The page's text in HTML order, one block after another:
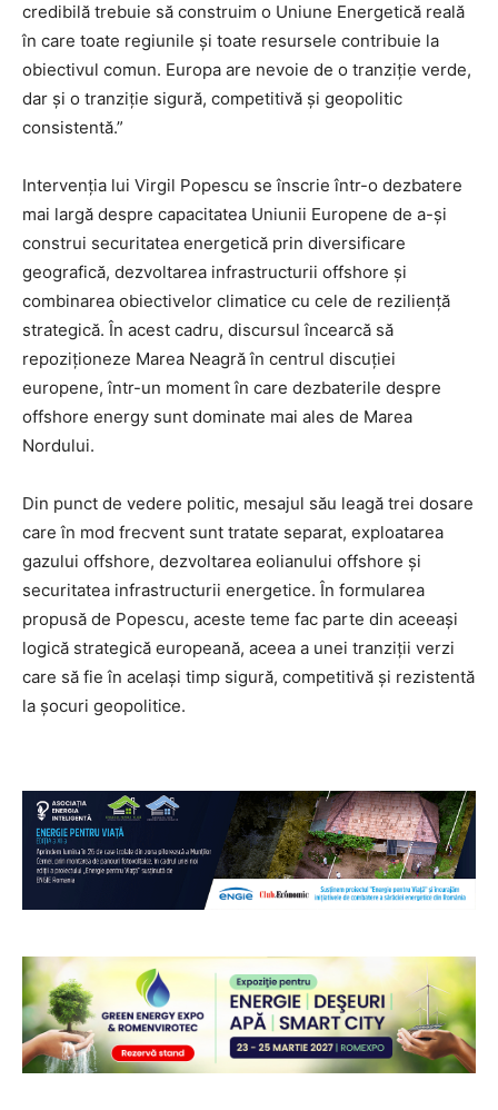
credibilă trebuie să construim o Uniune Energetică reală
în care toate regiunile și toate resursele contribuie la
obiectivul comun. Europa are nevoie de o tranziție verde,
dar și o tranziție sigură, competitivă și geopolitic
consistentă.”
Intervenția lui Virgil Popescu se înscrie într-o dezbatere
mai largă despre capacitatea Uniunii Europene de a-și
construi securitatea energetică prin diversificare
geografică, dezvoltarea infrastructurii offshore și
combinarea obiectivelor climatice cu cele de reziliență
strategică. În acest cadru, discursul încearcă să
repoziționeze Marea Neagră în centrul discuției
europene, într-un moment în care dezbaterile despre
offshore energy sunt dominate mai ales de Marea
Nordului.
Din punct de vedere politic, mesajul său leagă trei dosare
care în mod frecvent sunt tratate separat, exploatarea
gazului offshore, dezvoltarea eolianului offshore și
securitatea infrastructurii energetice. În formularea
propusă de Popescu, aceste teme fac parte din aceeași
logică strategică europeană, aceea a unei tranziții verzi
care să fie în același timp sigură, competitivă și rezistentă
la șocuri geopolitice.